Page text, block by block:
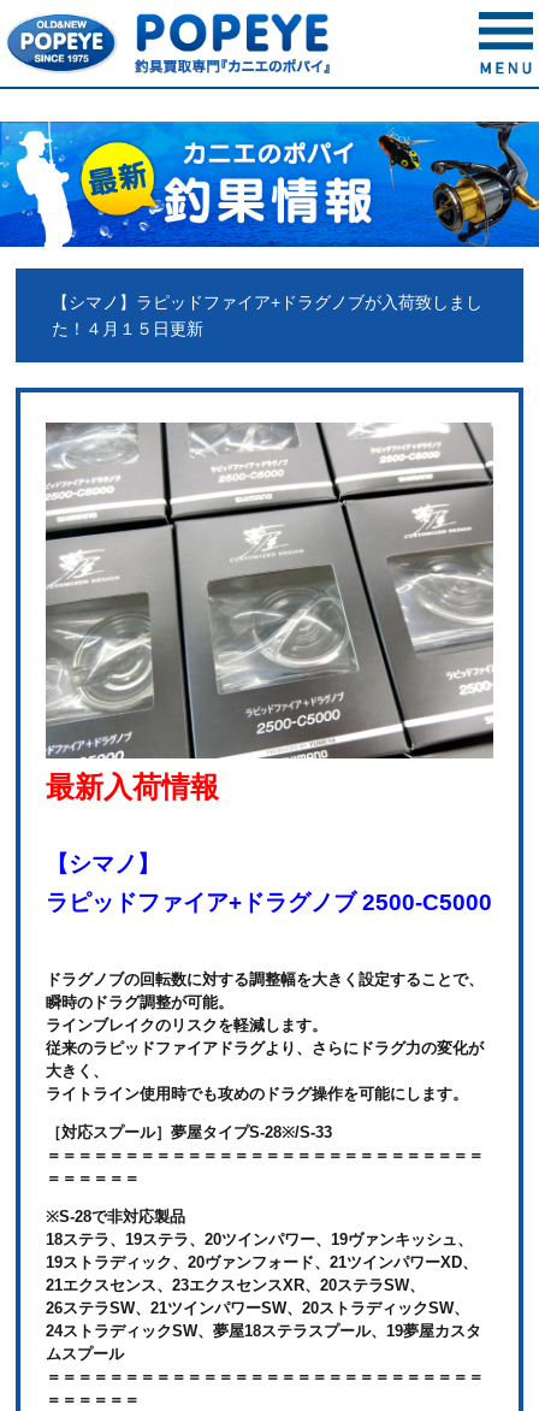
【シマノ】ラピッドファイア+ドラグノブが入荷致しまし
た！４月１５日更新
最新入荷情報
【シマノ】
ラピッドファイア+ドラグノブ 2500-C5000
ドラグノブの回転数に対する調整幅を大きく設定することで、
瞬時のドラグ調整が可能。
ラインブレイクのリスクを軽減します。
従来のラピッドファイアドラグより、さらにドラグ力の変化が
大きく、
ライトライン使用時でも攻めのドラグ操作を可能にします。
［対応スプール］夢屋タイプS-28※/S-33
＝＝＝＝＝＝＝＝＝＝＝＝＝＝＝＝＝＝＝＝＝＝＝＝＝＝＝＝
＝＝＝＝＝＝
※S-28で非対応製品
18ステラ、19ステラ、20ツインパワー、19ヴァンキッシュ、
19ストラディック、20ヴァンフォード、21ツインパワーXD、
21エクスセンス、23エクスセンスXR、20ステラSW、
26ステラSW、21ツインパワーSW、20ストラディックSW、
24ストラディックSW、夢屋18ステラスプール、19夢屋カスタ
ムスプール
＝＝＝＝＝＝＝＝＝＝＝＝＝＝＝＝＝＝＝＝＝＝＝＝＝＝＝＝
＝＝＝＝＝＝